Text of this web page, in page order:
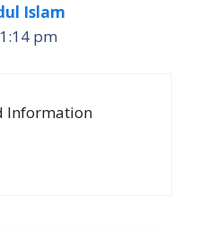
Islam
pm
Information